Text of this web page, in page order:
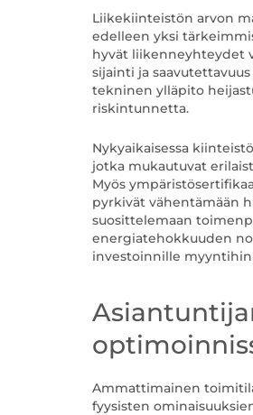
Liikekiinteistön arvon
edelleen yksi
hyvät liikenneyhteydet
sijainti ja
tekninen ylläpito
riskintunnetta.
Nykyaikaisessa
jotka mukautuvat
Myös
pyrkivät vähentämään
suosittelemaan
energiatehokkuuden
investoinnille
Ammattimainen
fyysisten